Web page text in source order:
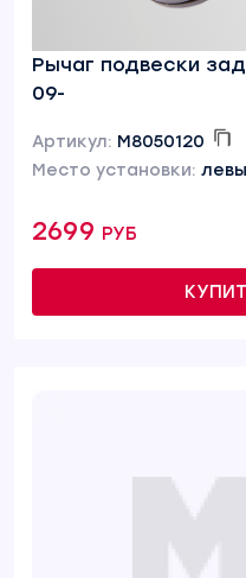
Рычаг подвески
09-
Артикул: M8050120
Место установки:
2699 руб